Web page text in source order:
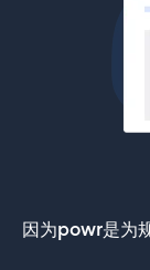
因为powr是为